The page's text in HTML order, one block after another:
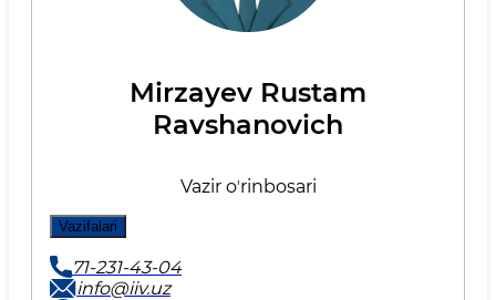
Mirzayev Rustam
Ravshanovich
Vazir oʼrinbosari
Vazifalari
71-231-43-04
info@iiv.uz